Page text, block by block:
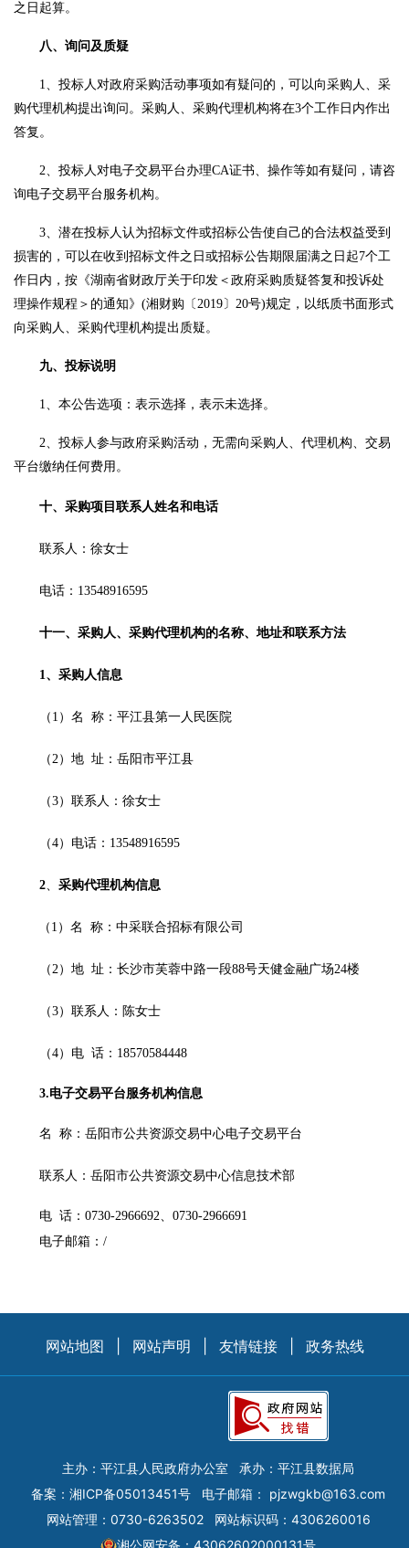
之日起算。
八、询问及质疑
1、投标人对政府采购活动事项如有疑问的，可以向采购人、采
购代理机构提出询问。采购人、采购代理机构将在3个工作日内作出
答复。
2、投标人对电子交易平台办理CA证书、操作等如有疑问，请咨
询电子交易平台服务机构。
3、潜在投标人认为招标文件或招标公告使自己的合法权益受到
损害的，可以在收到招标文件之日或招标公告期限届满之日起7个工
作日内，按《湖南省财政厅关于印发＜政府采购质疑答复和投诉处
理操作规程＞的通知》(湘财购〔2019〕20号)规定，以纸质书面形式
向采购人、采购代理机构提出质疑。
九、投标说明
1、本公告选项：表示选择，表示未选择。
2、投标人参与政府采购活动，无需向采购人、代理机构、交易
平台缴纳任何费用。
十、采购项目联系人姓名和电话
联系人： 徐女士
电话： 13548916595
十一、采购人、采购代理机构的名称、地址和联系方法
1、采购人信息
（ 1）名 称：平江县第一人民医院
（2）地 址：岳阳市平江县
（3） 联系人： 徐女士
（4） 电话： 13548916595
2、 采购代理机构信息
（ 1）名 称：中采联合招标有限公司
（2）地 址： 长沙市芙蓉中路一段88号天健金融广场24楼
（3）联系人： 陈女士
（4）电 话：18570584448
3.电子交易平台服务机构信息
名 称：岳阳市公共资源交易中心电子交易平台
联系人：岳阳市公共资源交易中心信息技术部
电 话： 0730-2966692、0730-2966691
电子邮箱： /
网站地图 网站声明 友情链接 政务热线
主办：平江县人民政府办公室
承办：平江县数据局
备案： 湘ICP备05013451号 电子邮箱： pjzwgkb@163.com
网站管理：0730-6263502
网站标识码：4306260016